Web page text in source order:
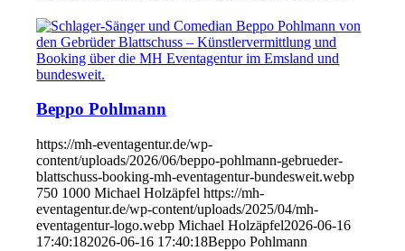
Beppo Pohlmann
https://mh-eventagentur.de/wp-
content/uploads/2026/06/beppo-pohlmann-gebrueder-
blattschuss-booking-mh-eventagentur-bundesweit.webp
750 1000 Michael Holzäpfel https://mh-
eventagentur.de/wp-content/uploads/2025/04/mh-
eventagentur-logo.webp Michael Holzäpfel2026-06-16
17:40:182026-06-16 17:40:18Beppo Pohlmann